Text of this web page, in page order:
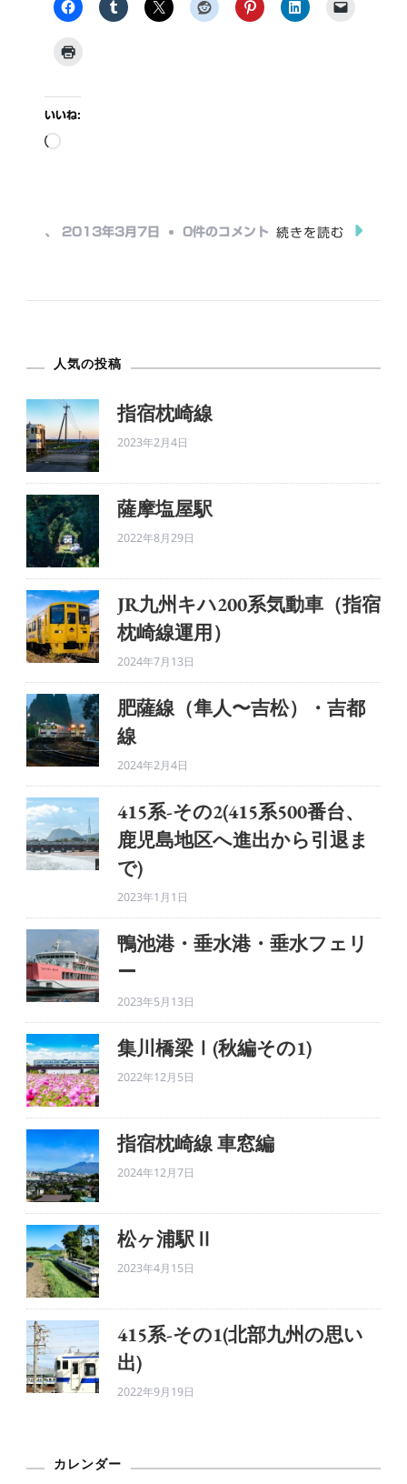
いいね:
読
中…
、 2013年3月7日 シ
る。
へ
0件のコメント 続きを読む
人気の投稿
指宿枕崎線
2023年2月4日
薩摩塩屋駅
2022年8月29日
JR九州キハ200系気動車（指宿
枕崎線運用）
2024年7月13日
肥薩線（隼人〜吉松）・吉都
線
2024年2月4日
415系-その2(415系500番台、
鹿児島地区へ進出から引退ま
で)
2023年1月1日
鴨池港・垂水港・垂水フェリ
ー
2023年5月13日
集川橋梁Ⅰ(秋編その1)
2022年12月5日
指宿枕崎線 車窓編
2024年12月7日
松ヶ浦駅Ⅱ
2023年4月15日
415系-その1(北部九州の思い
出)
2022年9月19日
カレンダー